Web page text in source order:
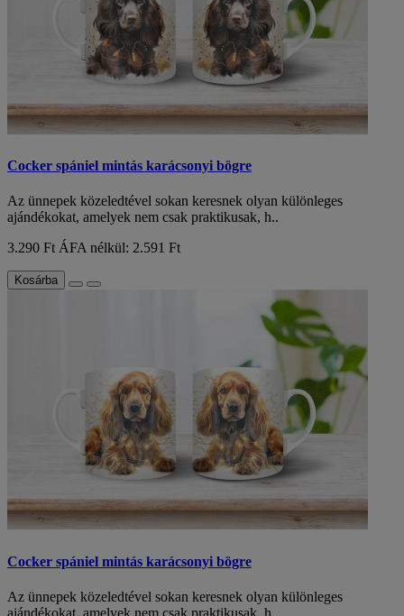
Cocker spániel mintás karácsonyi bögre
Az ünnepek közeledtével sokan keresnek olyan különleges
ajándékokat, amelyek nem csak praktikusak, h..
3.290 Ft ÁFA nélkül: 2.591 Ft
Kosárba
Cocker spániel mintás karácsonyi bögre
Az ünnepek közeledtével sokan keresnek olyan különleges
ajándékokat, amelyek nem csak praktikusak, h..